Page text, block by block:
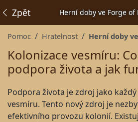
Herní doby ve Forge of
Zpět
Pomoc Hratelnost Herní doby
Kolonizace vesmíru:
podpora života a jak
Podpora života je zdroj jako
vesmíru. Tento nový zdroj je
efektivního provozu kolonií.